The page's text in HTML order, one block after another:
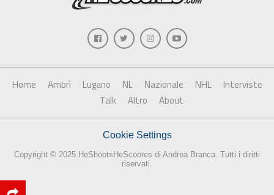
Home Ambrì Lugano NL Nazionale NHL
Interviste
Talk
Altro About
Cookie Settings
Copyright © 2025 HeShootsHeScoores di Andrea Branca. Tutti i diritti
riservati.